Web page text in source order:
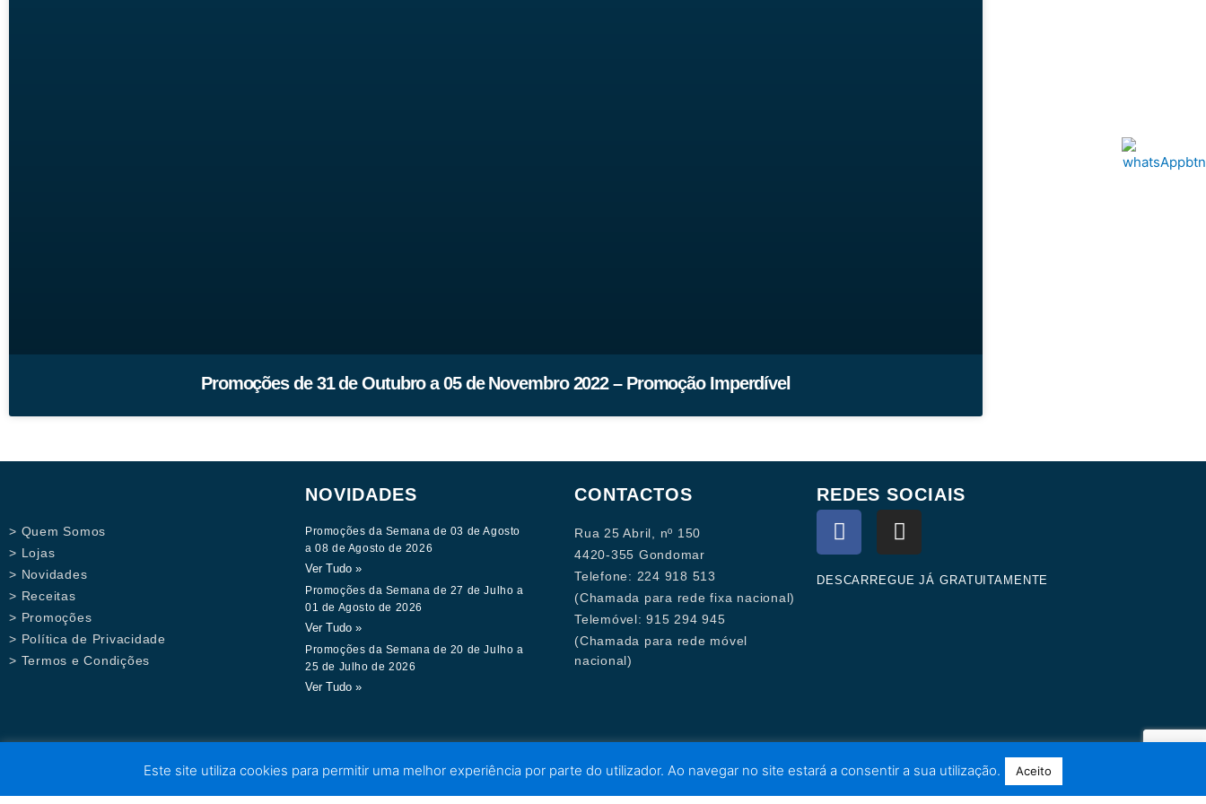
Promoções de 31 de Outubro a 05 de Novembro 2022 – Promoção Imperdível
> Quem Somos
> Lojas
> Novidades
> Receitas
> Promoções
> Política de Privacidade
> Termos e Condições
NOVIDADES
Promoções da Semana de 03 de Agosto
a 08 de Agosto de 2026
Ver Tudo »
Promoções da Semana de 27 de Julho a
01 de Agosto de 2026
Ver Tudo »
Promoções da Semana de 20 de Julho a
25 de Julho de 2026
Ver Tudo »
CONTACTOS
Rua 25 Abril, nº 150
4420-355 Gondomar
Telefone: 224 918 513
(Chamada para rede fixa nacional)
Telemóvel: 915 294 945
(Chamada para rede móvel
nacional)
REDES SOCIAIS
F
a
c
e
I
n
s
t
DESCARREGUE JÁ GRATUITAMENTE
Este site utiliza cookies para permitir uma melhor experiência por parte do utilizador. Ao navegar no site estará a consentir a sua utilização. Aceito